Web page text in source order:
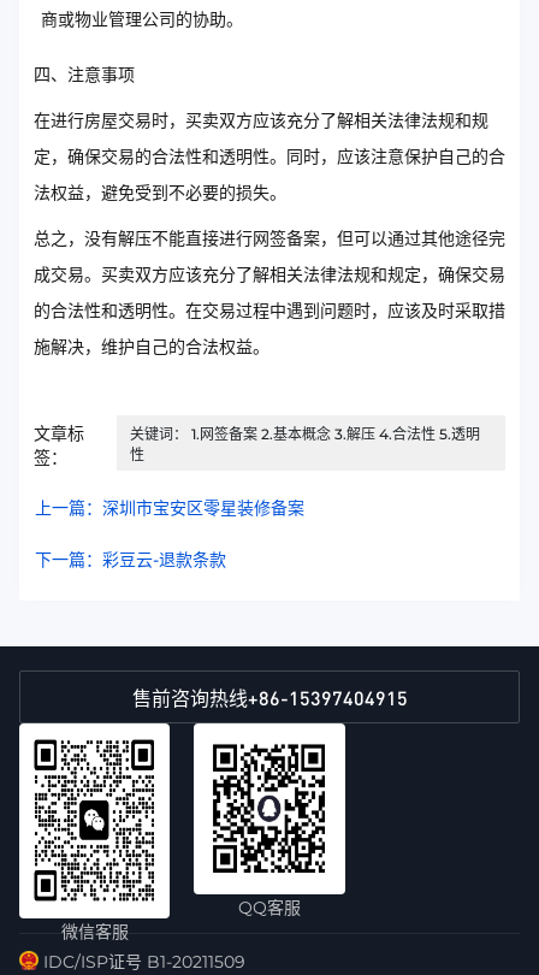
商或物业管理公司的协助。
四、注意事项
在进行房屋交易时，买卖双方应该充分了解相关法律法规和规
定，确保交易的合法性和透明性。同时，应该注意保护自己的合
法权益，避免受到不必要的损失。
总之，没有解压不能直接进行网签备案，但可以通过其他途径完
成交易。买卖双方应该充分了解相关法律法规和规定，确保交易
的合法性和透明性。在交易过程中遇到问题时，应该及时采取措
施解决，维护自己的合法权益。
文章标
签：
关键词： 1.网签备案 2.基本概念 3.解压 4.合法性 5.透明
性
上一篇：深圳市宝安区零星装修备案
下一篇：彩豆云-退款条款
售前咨询热线+86-15397404915
微信客服
QQ客服
IDC/ISP证号 B1-20211509